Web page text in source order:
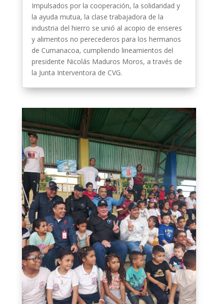
Impulsados por la cooperación, la solidaridad y
la ayuda mutua, la clase trabajadora de la
industria del hierro se unió al acopio de enseres
y alimentos no perecederos para los hermanos
de Cumanacoa, cumpliendo lineamientos del
presidente Nicolás Maduros Moros, a través de
la Junta Interventora de CVG.